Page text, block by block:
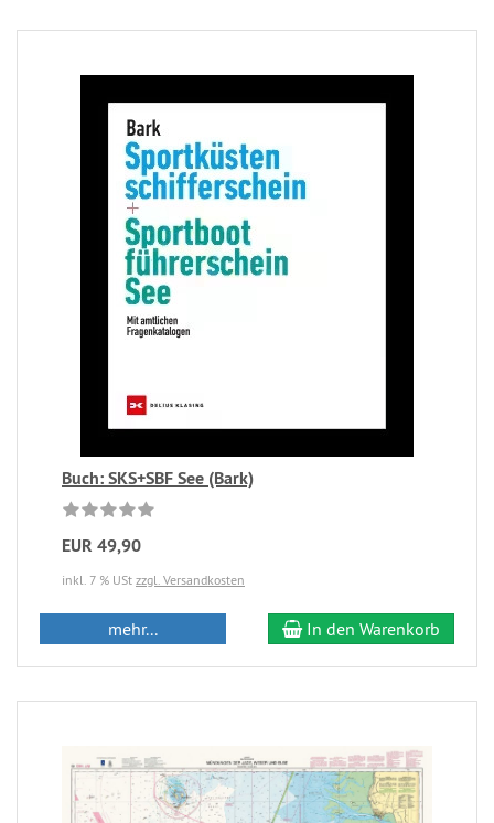
Buch: SKS+SBF See (Bark)
EUR 49,90
inkl. 7 % USt zzgl. Versandkosten
mehr... In den Warenkorb